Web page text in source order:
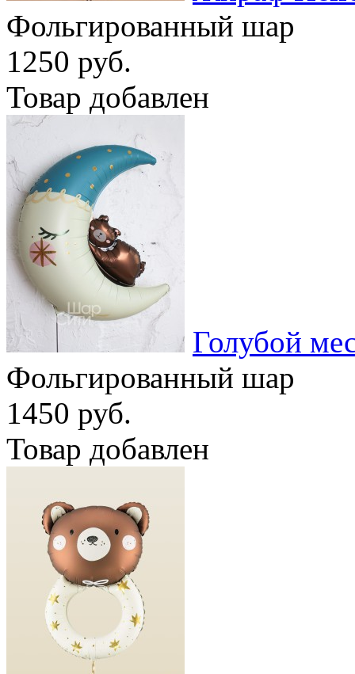
Фольгированный шар
1250 руб.
Товар добавлен
Голубой
Фольгированный шар
1450 руб.
Товар добавлен